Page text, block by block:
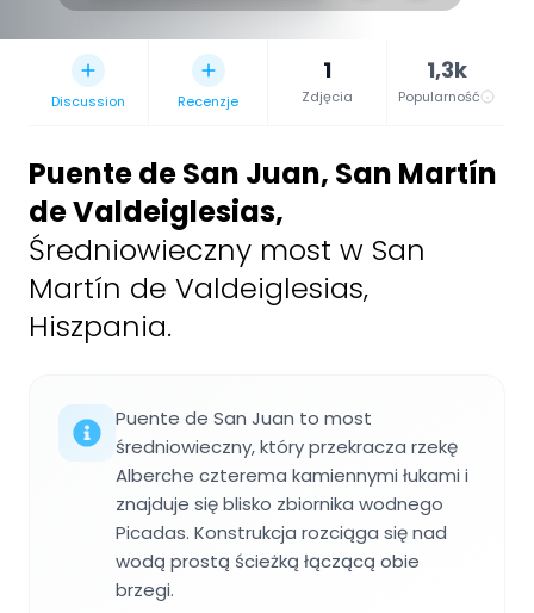
Discussion Recenzje
1
Zdjęcia
1,3k
Popularność
Puente de San Juan, San Martín
de Valdeiglesias,
Średniowieczny most w San
Martín de Valdeiglesias,
Hiszpania.
Puente de San Juan to most
średniowieczny, który przekracza rzekę
Alberche czterema kamiennymi łukami i
znajduje się blisko zbiornika wodnego
Picadas. Konstrukcja rozciąga się nad
wodą prostą ścieżką łączącą obie
brzegi.